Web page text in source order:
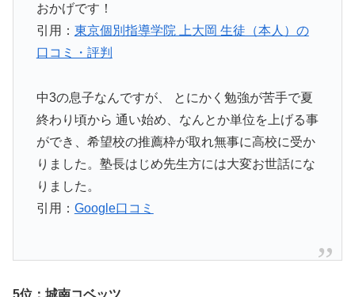
おかげです！
引用： 東京個別指導学院 上大岡 生徒（本人）の
口コミ・評判
中3の息子なんですが、 とにかく勉強が苦手で夏
終わり頃から 通い始め、なんとか単位を上げる事
ができ、希望校の推薦枠が取れ無事に高校に受か
りました。塾長はじめ先生方には大変お世話にな
りました。
引用： Google口コミ
5位：城南コベッツ